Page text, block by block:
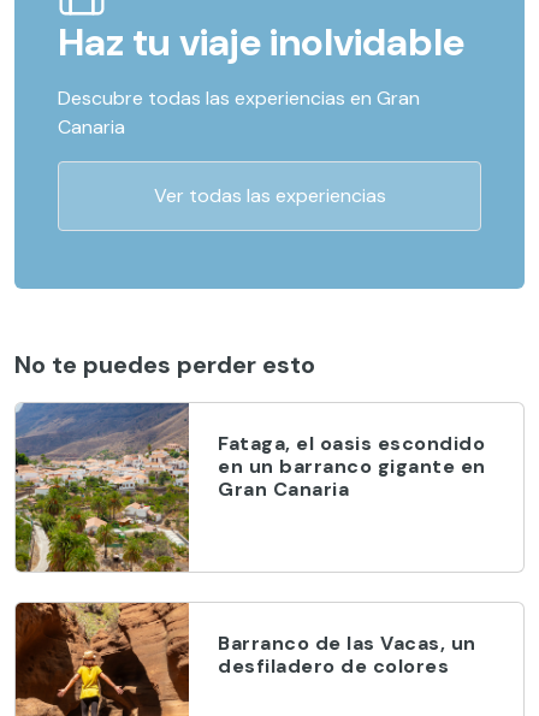
Haz tu viaje inolvidable
Descubre todas las experiencias en Gran
Canaria
Ver todas las experiencias
No te puedes perder esto
Fataga, el oasis escondido
en un barranco gigante en
Gran Canaria
Barranco de las Vacas, un
desfiladero de colores